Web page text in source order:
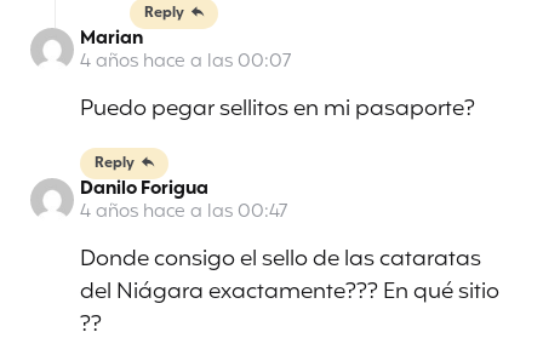
Reply
Marian
4 años hace a las 00:07
Puedo pegar sellitos en mi pasaporte?
Reply
Danilo Forigua
4 años hace a las 00:47
Donde consigo el sello de las cataratas
del Niágara exactamente??? En qué sitio
??